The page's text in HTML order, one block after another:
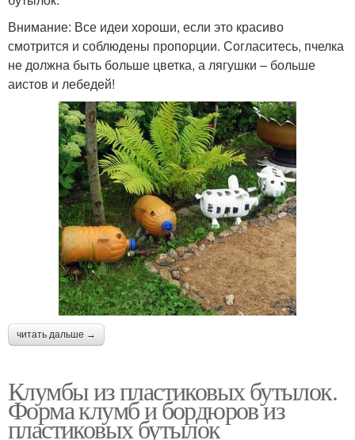
Внимание: Все идеи хороши, если это красиво
смотрится и соблюдены пропорции. Согласитесь, пчелка
не должна быть больше цветка, а лягушки – больше
аистов и лебедей!
читать дальше →
Клумбы из пластиковых бутылок.
Форма клумб и бордюров из
пластиковых бутылок